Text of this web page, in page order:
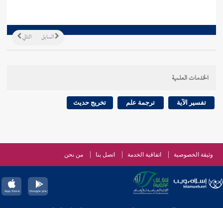
التالي السابق
الخدمات العلمية
تفسير الآية ترجمة علم تخريج حديث
وثيقة الخصوصية اتفاقية الخدمة اتصل بنا من نحن